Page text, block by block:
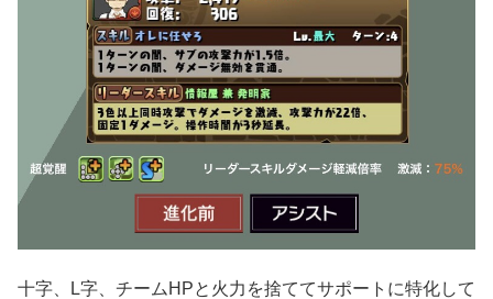
十字、L字、チームHPと火力を捨ててサポートに特化して